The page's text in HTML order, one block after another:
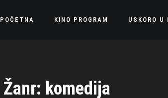
POČETNA KINO PROGRAM USKORO U
Žanr: komedija